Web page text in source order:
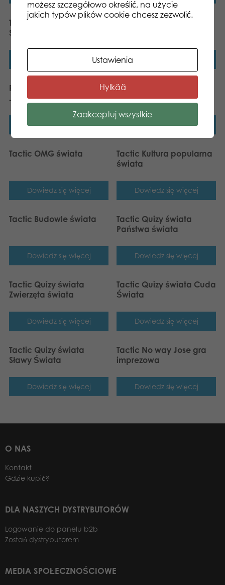
Tactic Wszystkie Państwa
Świata
Polska – gra quizowa
Junior
Dowiedz się więcej
Tactic Marki świata
Dowiedz się więcej
Tactic OMG świata
Dowiedz się więcej
Tactic Kultura popularna
świata
Dowiedz się więcej
Tactic Budowle świata
Dowiedz się więcej
Tactic Quizy świata
Państwa świata
Dowiedz się więcej
Tactic Quizy świata
Zwierzęta świata
Dowiedz się więcej
Tactic Quizy świata Cuda
Świata
Dowiedz się więcej
Tactic Quizy świata
Sławy Świata
Dowiedz się więcej
Tactic No way Jose gra
imprezowa
Dowiedz się więcej
O NAS
Kontakt
Gdzie kupić?
DLA NASZYCH DYSTRYBUTORÓW
Logowanie do panelu b2b
Zostań dystrybutorem
MEDIA SPOŁECZNOŚCIOWE
możesz szczegółowo określić, na użycie
jakich typów plików cookie chcesz zezwolić.
Ustawienia
Hylkää
Zaakceptuj wszystkie